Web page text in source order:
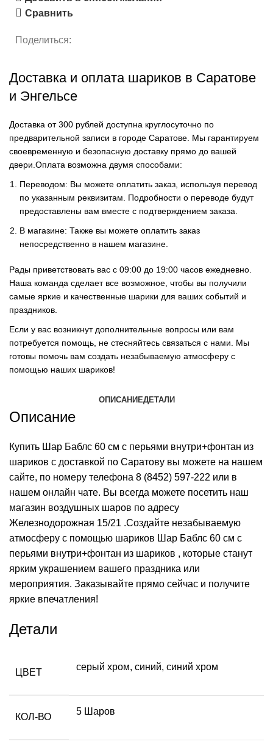
Сравнить
Поделиться:
Доставка и оплата шариков в Саратове
и Энгельсе
Доставка от 300 рублей доступна круглосуточно по
предварительной записи в городе Саратове. Мы гарантируем
своевременную и безопасную доставку прямо до вашей
двери.Оплата возможна двумя способами:
Переводом: Вы можете оплатить заказ, используя перевод
по указанным реквизитам. Подробности о переводе будут
предоставлены вам вместе с подтверждением заказа.
В магазине: Также вы можете оплатить заказ
непосредственно в нашем магазине.
Рады приветствовать вас с 09:00 до 19:00 часов ежедневно.
Наша команда сделает все возможное, чтобы вы получили
самые яркие и качественные шарики для ваших событий и
праздников.
Если у вас возникнут дополнительные вопросы или вам
потребуется помощь, не стесняйтесь связаться с нами. Мы
готовы помочь вам создать незабываемую атмосферу с
помощью наших шариков!
ОПИСАНИЕДЕТАЛИ
Описание
Купить Шар Баблс 60 см с перьями внутри+фонтан из
шариков с доставкой по Саратову вы можете на нашем
сайте, по номеру телефона 8 (8452) 597-222 или в
нашем онлайн чате. Вы всегда можете посетить наш
магазин воздушных шаров по адресу
Железнодорожная 15/21 .Создайте незабываемую
атмосферу с помощью шариков Шар Баблс 60 см с
перьями внутри+фонтан из шариков , которые станут
ярким украшением вашего праздника или
мероприятия. Заказывайте прямо сейчас и получите
яркие впечатления!
Детали
ЦВЕТ
серый хром, синий, синий хром
КОЛ-ВО
5 Шаров